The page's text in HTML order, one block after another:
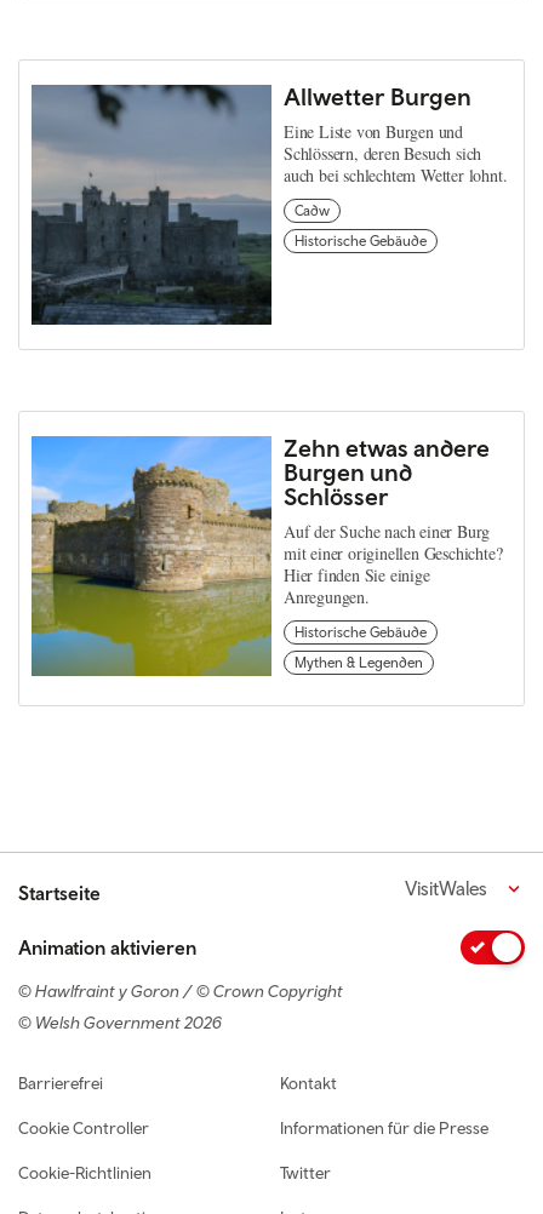
Allwetter Burgen
Eine Liste von Burgen und
Schlössern, deren Besuch sich
auch bei schlechtem Wetter lohnt.
Cadw
Historische Gebäude
Zehn etwas andere
Burgen und
Schlösser
Auf der Suche nach einer Burg
mit einer originellen Geschichte?
Hier finden Sie einige
Anregungen.
Historische Gebäude
Mythen & Legenden
Startseite VisitWales
Animation aktivieren
© Hawlfraint y Goron / © Crown Copyright
© Welsh Government 2026
Footer navigation
Barrierefrei
Cookie Controller
Cookie-Richtlinien
Kontakt
Informationen für die Presse
Twitter